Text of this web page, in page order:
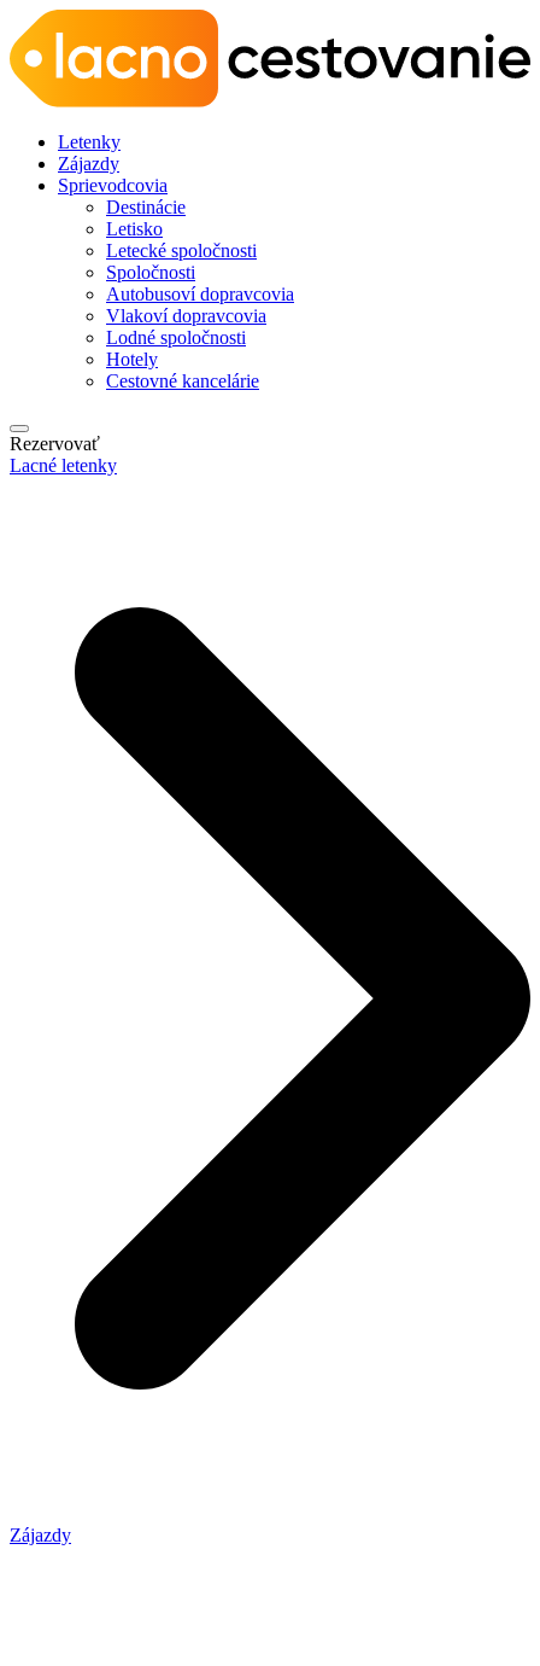
Letenky
Zájazdy
Sprievodcovia
Destinácie
Letisko
Letecké spoločnosti
Spoločnosti
Autobusoví dopravcovia
Vlakoví dopravcovia
Lodné spoločnosti
Hotely
Cestovné kancelárie
Rezervovať
Lacné letenky
Zájazdy